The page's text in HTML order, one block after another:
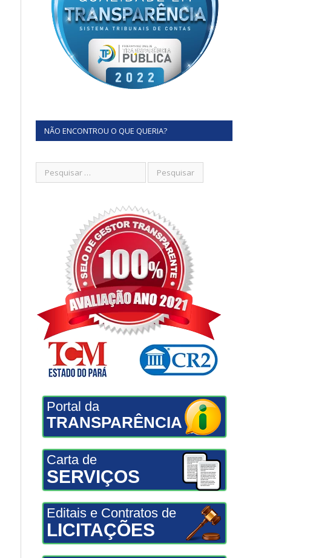
NÃO ENCONTROU O QUE QUERIA?
Portal da
TRANSPARÊNCIA
Carta de
SERVIÇOS
Editais e Contratos de
LICITAÇÕES